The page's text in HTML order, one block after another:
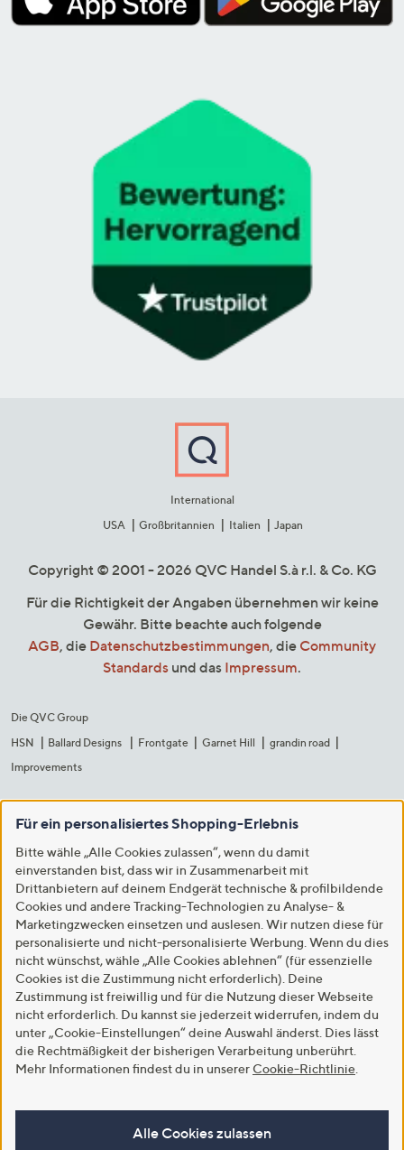
International
USA
Großbritannien Italien Japan
Copyright © 2001 - 2026 QVC Handel S.à r.l. & Co. KG
Für die Richtigkeit der Angaben übernehmen wir keine
Gewähr. Bitte beachte auch folgende
AGB, die Datenschutzbestimmungen, die Community
Standards und das Impressum.
Die QVC Group
HSN
Ballard Designs Frontgate Garnet Hill
grandin road
Improvements
Für ein personalisiertes Shopping-Erlebnis
Bitte wähle „Alle Cookies zulassen“, wenn du damit
einverstanden bist, dass wir in Zusammenarbeit mit
Drittanbietern auf deinem Endgerät technische & profilbildende
Cookies und andere Tracking-Technologien zu Analyse- &
Marketingzwecken einsetzen und auslesen. Wir nutzen diese für
personalisierte und nicht-personalisierte Werbung. Wenn du dies
nicht wünschst, wähle „Alle Cookies ablehnen“ (für essenzielle
Cookies ist die Zustimmung nicht erforderlich). Deine
Zustimmung ist freiwillig und für die Nutzung dieser Webseite
nicht erforderlich. Du kannst sie jederzeit widerrufen, indem du
unter „Cookie-Einstellungen“ deine Auswahl änderst. Dies lässt
die Rechtmäßigkeit der bisherigen Verarbeitung unberührt.
Mehr Informationen findest du in unserer Cookie-Richtlinie
Alle Cookies zulassen